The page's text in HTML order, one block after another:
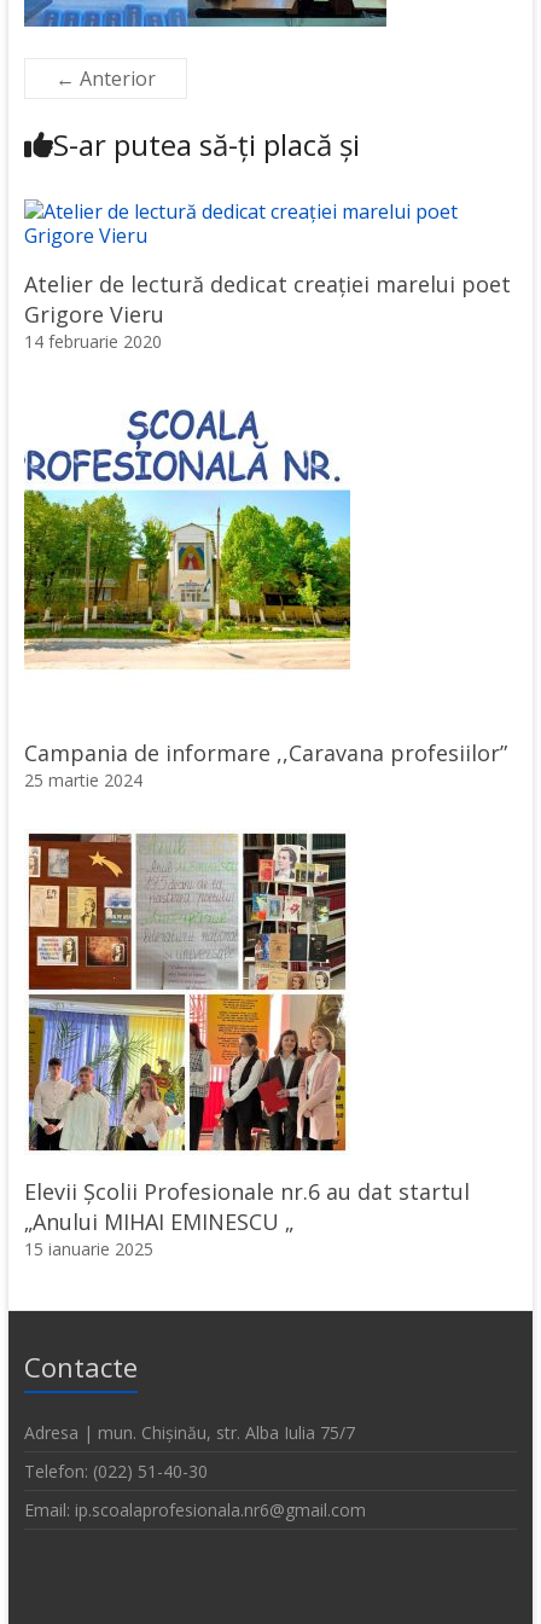
← Anterior
S-ar putea să-ți placă și
Atelier de lectură dedicat creației marelui poet
Grigore Vieru
14 februarie 2020
Campania de informare ,,Caravana profesiilor”
25 martie 2024
Elevii Școlii Profesionale nr.6 au dat startul
„Anului MIHAI EMINESCU „
15 ianuarie 2025
Contacte
Adresa | mun. Chișinău, str. Alba Iulia 75/7
Telefon: (022) 51-40-30
Email: ip.scoalaprofesionala.nr6@gmail.com